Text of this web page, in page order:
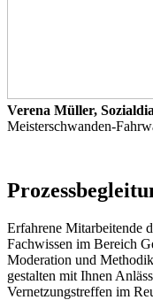
Verena Müller,
Meisterschwanden-
Erfahrene Mitarbeitende
Fachwissen im Bereich
Moderation und
gestalten mit Ihnen
Vernetzungstreffen im